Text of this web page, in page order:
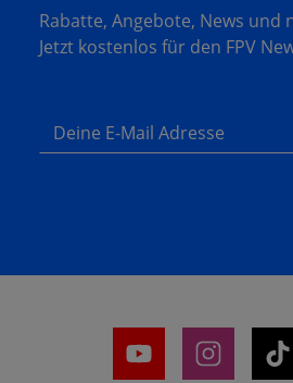
Rabatte, Angebote, News und
Jetzt kostenlos für den FPV
Deine E-Mail Adresse